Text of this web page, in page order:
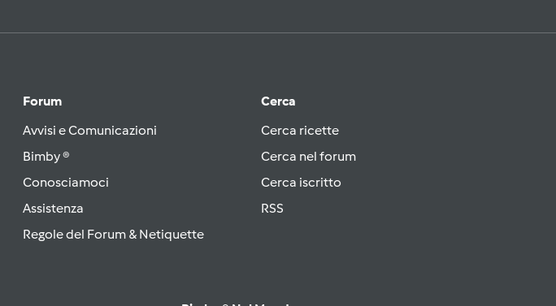
Forum
Avvisi e Comunicazioni
Bimby ®
Conosciamoci
Assistenza
Regole del Forum & Netiquette
Cerca
Cerca ricette
Cerca nel forum
Cerca iscritto
RSS